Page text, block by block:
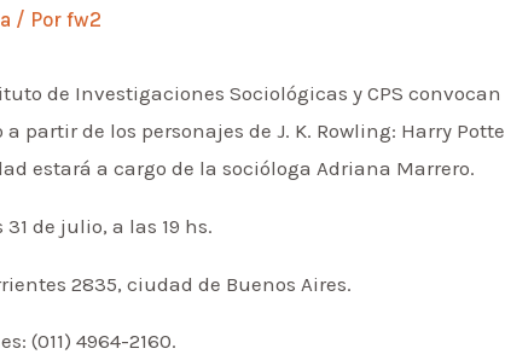
/ Porfw2
de Investigaciones Sociológicas y CPS
a partir de los personajes de J. K. Rowling: Harry
estará a cargo de la socióloga Adriana Marrero.
31 de julio, a las 19 hs.
2835, ciudad de Buenos Aires.
(011) 4964-2160.